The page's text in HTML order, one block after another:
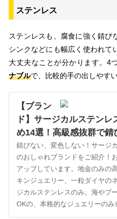
ステンレス
ステンレスも、腐食に強く錆び
シンクなどにも幅広く使われて
大丈夫なことが分かります。4
ナブルで、比較的手の出しやす
【ブラン
ド】サージカルステン
め14選！高級感抜群で
錆びない、変色しない！サージ
のおしゃれブランドをご紹介！
アップしています。地金のみの
キンジュエリー、一粒ダイヤの
ジカルステンレスのみ。海やプ
OKの、本格的なジュエリーのみ